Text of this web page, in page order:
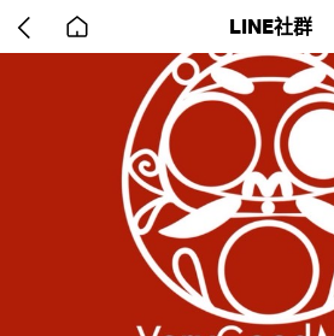
back
to
LINE社群